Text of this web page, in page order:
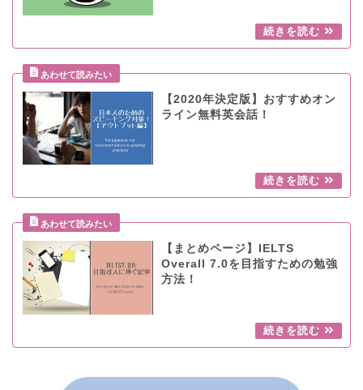
【2020年決定版】おすすめオン
ライン無料英会話！
【まとめページ】IELTS
Overall 7.0を目指すための勉強
方法！